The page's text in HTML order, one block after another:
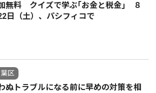
無料 クイズで学ぶ｢お金と税金｣ ８
日（土）、パシフィコで
区
ぬトラブルになる前に早めの対策を相